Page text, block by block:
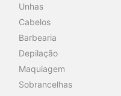
Unhas
Cabelos
Barbearia
Depilação
Maquiagem
Sobrancelhas